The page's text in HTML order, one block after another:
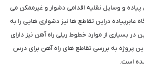
پیاده و وسایل نقلیه اقدامی دشوار و غیرممکن می
عابرپیاده دراین تقاطع ها نیز دشواری هایی را به
بسیاری از موارد خطوط ریلی راه آهن نیز دارای
پروژه به بررسی تقاطع های راه آهن برای درس
است.